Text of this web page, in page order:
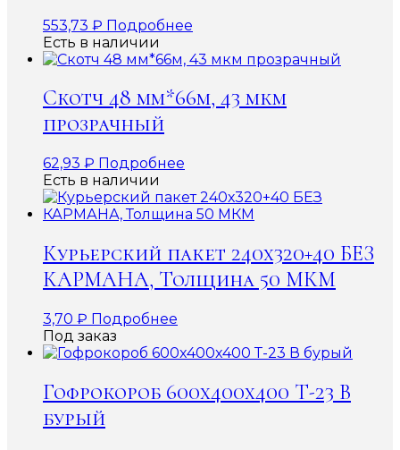
553,73 ₽ Подробнее
Есть в наличии
Скотч 48 мм*66м, 43 мкм
прозрачный
62,93 ₽ Подробнее
Есть в наличии
Курьерский пакет 240х320+40 БЕЗ
КАРМАНА, Толщина 50 МКМ
3,70 ₽ Подробнее
Под заказ
Гофрокороб 600x400x400 Т-23 В
бурый